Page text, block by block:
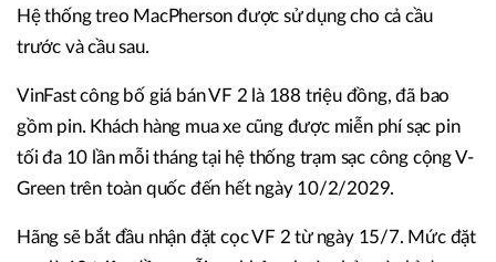
Hệ thống treo MacPherson được sử dụng cho cả cầu
trước và cầu sau.
VinFast công bố giá bán VF 2 là 188 triệu đồng, đã bao
gồm pin. Khách hàng mua xe cũng được miễn phí sạc pin
tối đa 10 lần mỗi tháng tại hệ thống trạm sạc công cộng V-
Green trên toàn quốc đến hết ngày 10/2/2029.
Hãng sẽ bắt đầu nhận đặt cọc VF 2 từ ngày 15/7. Mức đặt